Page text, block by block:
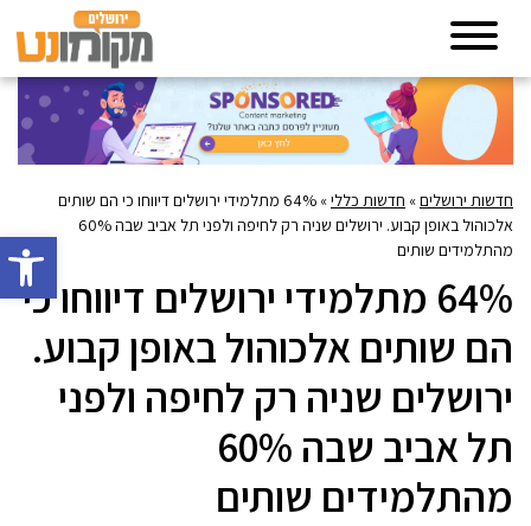
פתח
חדשות ירושלים» חדשות כללי»
64% מתלמידי ירושלים דיווחו כי הם שותים
אלכוהול באופן קבוע. ירושלים שניה רק לחיפה ולפני תל אביב שבה 60%
מהתלמידים שותים
64% מתלמידי ירושלים דיווחו כי
הם שותים אלכוהול באופן קבוע.
ירושלים שניה רק לחיפה ולפני
תל אביב שבה 60%
מהתלמידים שותים